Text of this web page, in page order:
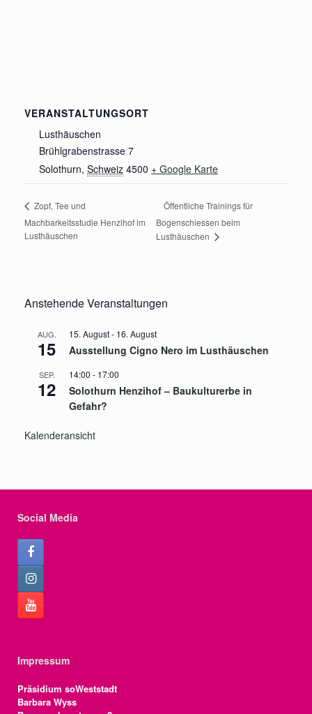
VERANSTALTUNGSORT
Lusthäuschen
Brühlgrabenstrasse 7
Solothurn, Schweiz 4500 + Google Karte
Zopf, Tee und
Machbarkeitsstudie Henzihof im
Lusthäuschen
Öffentliche Trainings für
Bogenschiessen beim
Lusthäuschen
Anstehende Veranstaltungen
AUG.
15
15. August- 16. August
Ausstellung Cigno Nero im Lusthäuschen
SEP.
12
14:00 - 17:00
Solothurn Henzihof – Baukulturerbe in
Gefahr?
Kalenderansicht
Social Media
Impressum
Präsidium soWeststadt
Barbara Wyss